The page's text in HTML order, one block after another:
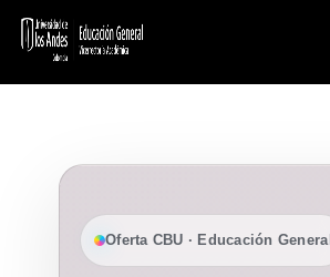
Oferta CBU · Educación General